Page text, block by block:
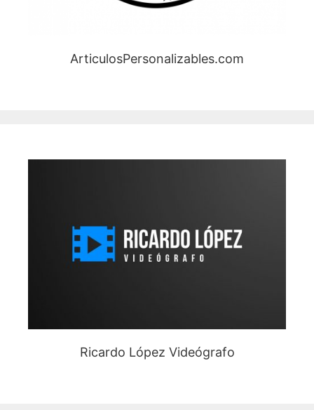
ArticulosPersonalizables.com
Ricardo López Videógrafo